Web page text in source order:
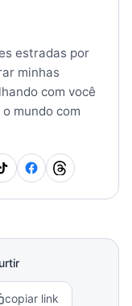
estradas por
minhas
com você
mundo com
copiar link